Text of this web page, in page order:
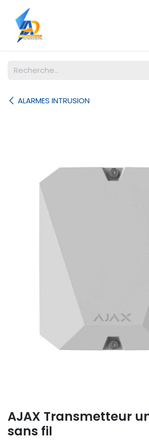
ALARMES INTRUSION
AJAX Transmetteur
sans fil